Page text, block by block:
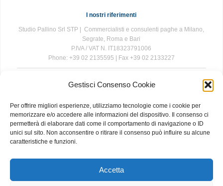
Gestisci Consenso Cookie
Per offrire migliori esperienze, utilizziamo tecnologie come i cookie per
memorizzare e/o accedere alle informazioni del dispositivo. Il consenso ci
permetterà di elaborare dati come il comportamento di navigazione o ID
unici sul sito. Non acconsentire o ritirare il consenso può influire su alcune
caratteristiche e funzioni.
Accetta
I nostri riferimenti
Studio Pallino Srl STP | Commercialisti e consulenti paghe a Milano,
Segrate, Roma e Bari
P.IVA / VAT N. IT18323791006
Phone: +39 02 2135595 | Fax +39 02 2133227
The information contained in this website is for general information
while we endeavour to keep the information up to date and correct, we
make no representations or warranties of any kind, express or implied,
about the completeness, accuracy, reliability, suitability or availability
with respect to the website or the information, products, services, or
related graphics contained on the website for any purpose. Any